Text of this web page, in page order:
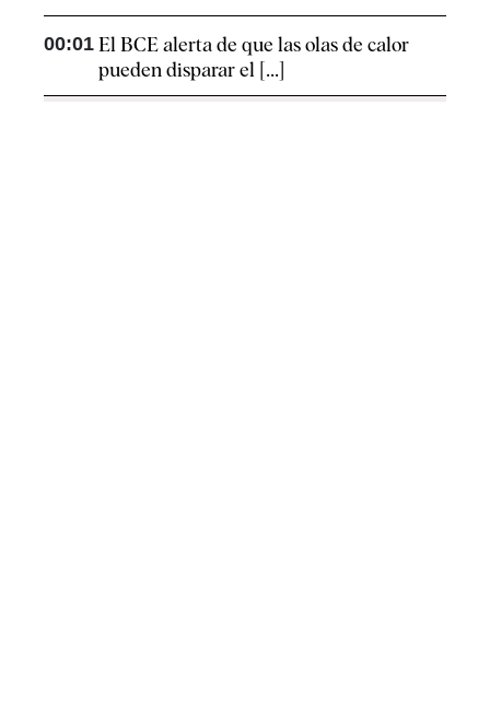
00:01 El BCE alerta de que las olas de calor
pueden disparar el [...]